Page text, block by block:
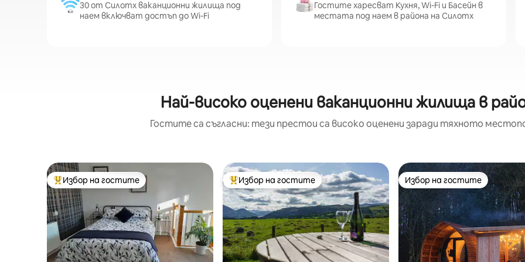
30 от Силотх ваканционни жилища под
наем включват достъп до Wi-Fi
Гостите харесват Кухня, Wi-Fi и Басейн в
местата под наем в района на Силотх
Най-високо оценени ваканционни жилища в
Гостите са съгласни: тези престои са високо оценени заради тяхното
Най-популярен избор на гостите
Избор на гостите Най-популярен избор на гостите
Избор на гостите Избор на гостите
Избор на гостите